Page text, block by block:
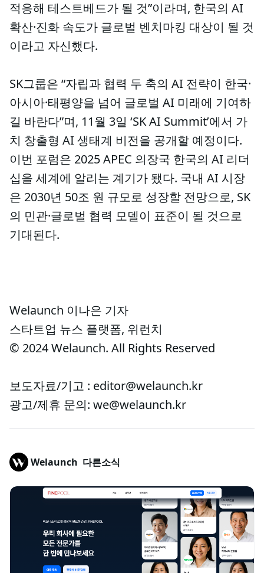
적응해 테스트베드가 될 것”이라며, 한국의 AI
확산·진화 속도가 글로벌 벤치마킹 대상이 될 것
이라고 자신했다.
SK그룹은 “자립과 협력 두 축의 AI 전략이 한국·
아시아·태평양을 넘어 글로벌 AI 미래에 기여하
길 바란다”며, 11월 3일 ‘SK AI Summit’에서 가
치 창출형 AI 생태계 비전을 공개할 예정이다.
이번 포럼은 2025 APEC 의장국 한국의 AI 리더
십을 세계에 알리는 계기가 됐다. 국내 AI 시장
은 2030년 50조 원 규모로 성장할 전망으로, SK
의 민관·글로벌 협력 모델이 표준이 될 것으로
기대된다.
Welaunch 이나은 기자
스타트업 뉴스 플랫폼, 위런치
© 2024 Welaunch. All Rights Reserved
보도자료/기고 : editor@welaunch.kr
광고/제휴 문의: we@welaunch.kr
Welaunch 다른소식